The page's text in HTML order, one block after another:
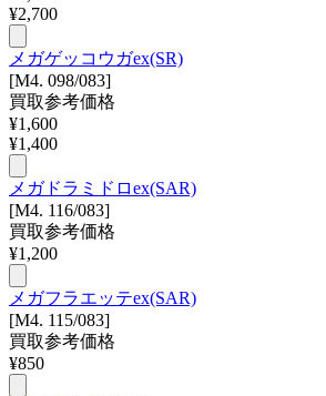
¥2,700
メガゲッコウガex(SR)
[M4. 098/083]
買取参考価格
¥1,600
¥1,400
メガドラミドロex(SAR)
[M4. 116/083]
買取参考価格
¥1,200
メガフラエッテex(SAR)
[M4. 115/083]
買取参考価格
¥850